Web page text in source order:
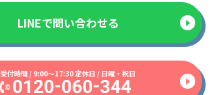
LINEで問い合わせる
受付時間 / 9:00〜17:30 定休日 / 日曜・祝日